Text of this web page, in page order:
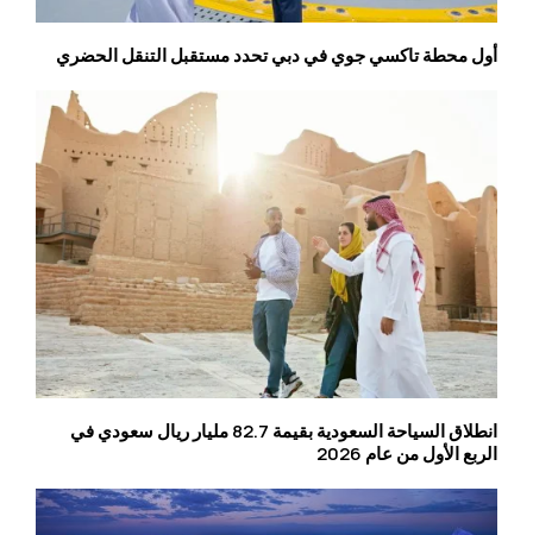
أول محطة تاكسي جوي في دبي تحدد مستقبل التنقل الحضري
انطلاق السياحة السعودية بقيمة 82.7 مليار ريال سعودي في
الربع الأول من عام 2026